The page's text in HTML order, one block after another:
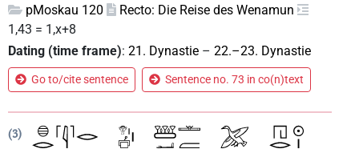
pMoskau 120
Recto: Die Reise des Wenamun
1,43 = 1,x+8
Dating (time frame): 21. Dynastie – 22.–23. Dynastie
Go to/cite sentence Sentence no. 73 in co(n)text
3